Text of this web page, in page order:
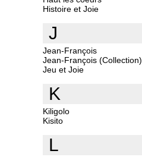
Histoire et Joie
J
Jean-François
Jean-François (Collection)
Jeu et Joie
K
Kiligolo
Kisito
L